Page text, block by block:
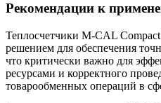
Рекомендации к
Теплосчетчики M-CAL
решением для обеспечения
что критически важно для
ресурсами и корректного
товарообменных операций в